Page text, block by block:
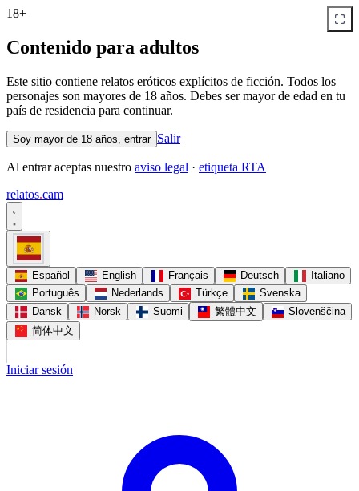
18+
Contenido para adultos
Este sitio contiene relatos eróticos explícitos de ficción. Todos los
personajes son mayores de 18 años. Debes ser mayor de edad en tu
país de residencia para continuar.
Soy mayor de 18 años, entrar Salir
Al entrar aceptas nuestro aviso legal · etiqueta RTA
relatos.cam
Español English Français Deutsch
Italiano
Português
Nederlands Türkçe
Svenska
Dansk
Norsk Suomi 繁體中文
Slovenščina
简体中文
Iniciar sesión